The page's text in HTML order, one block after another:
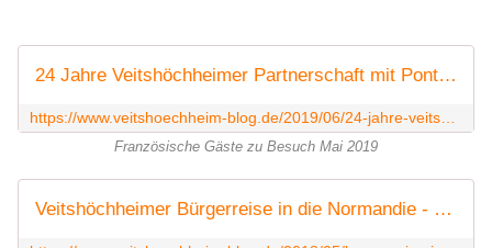
24 Jahre Veitshöchheimer Partnerschaft mit Pont-l'Evêque förderte enge freundschaftliche Verbindungen - Veitshöchheim News
Französische Gäste zu Besuch Mai 2019
Veitshöchheimer Bürgerreise in die Normandie - Spannender Kurztrip mit vielen neuen Gesichtern an Bord - Veitshöchheim News